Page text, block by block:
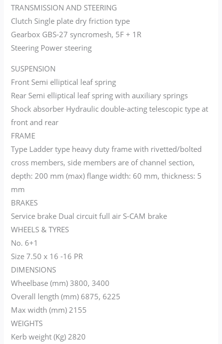
TRANSMISSION AND STEERING
Clutch Single plate dry friction type
Gearbox GBS-27 syncromesh, 5F + 1R
Steering Power steering
SUSPENSION
Front Semi elliptical leaf spring
Rear Semi elliptical leaf spring with auxiliary springs
Shock absorber Hydraulic double-acting telescopic type at
front and rear
FRAME
Type Ladder type heavy duty frame with rivetted/bolted
cross members, side members are of channel section,
depth: 200 mm (max) flange width: 60 mm, thickness: 5
mm
BRAKES
Service brake Dual circuit full air S-CAM brake
WHEELS & TYRES
No. 6+1
Size 7.50 x 16 -16 PR
DIMENSIONS
Wheelbase (mm) 3800, 3400
Overall length (mm) 6875, 6225
Max width (mm) 2155
WEIGHTS
Kerb weight (Kg) 2820